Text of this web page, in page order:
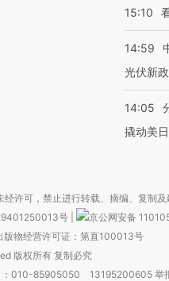
15:10
14:59
光伏新
14:05
撬动美
许可，禁止进行转载、摘编、复制及
号
京公网安备
版物经营许可证：第直100013号
版权所有 复制必究
：010-85905050 13195200605 举